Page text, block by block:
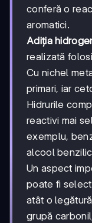
conferă o
aromatici.
Adiția
realizată
Cu nichel
primari, iar
Hidrurile
reactivi mai
exemplu,
alcool
Un aspect
poate fi
atât o
grupă